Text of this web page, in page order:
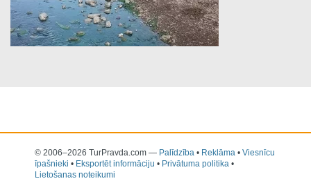
© 2006–2026 TurPravda.com — Palīdzība • Reklāma • Viesnīcu
īpašnieki • Eksportēt informāciju • Privātuma politika •
Lietošanas noteikumi